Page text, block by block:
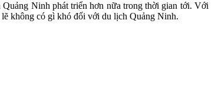
Ninh phát triển hơn nữa trong thời gian tới. Với
không có gì khó đối với du lịch Quảng Ninh.